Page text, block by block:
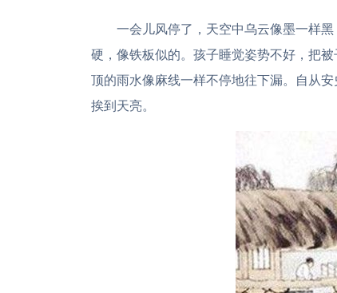
一会儿风停了，天空中乌云像墨一样
硬，像铁板似的。孩子睡觉姿势不好，把
顶的雨水像麻线一样不停地往下漏。自从
挨到天亮。